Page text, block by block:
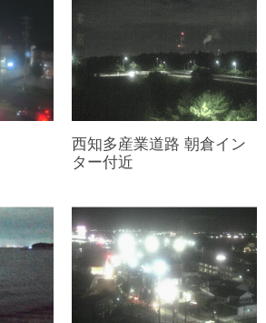
西知多産業道路 朝倉イン
ター付近